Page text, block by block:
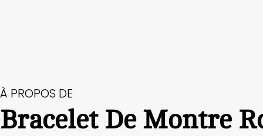
À PROPOS DE
Bracelet De Montre